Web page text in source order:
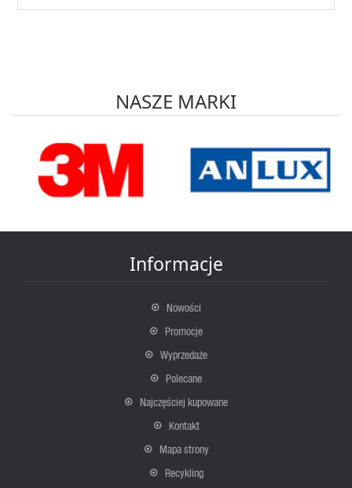
NASZE MARKI
Informacje
Nowości
Promocje
Wyprzedaże
Polecane
Najczęściej kupowane
Kontakt
Mapa strony
Recykling